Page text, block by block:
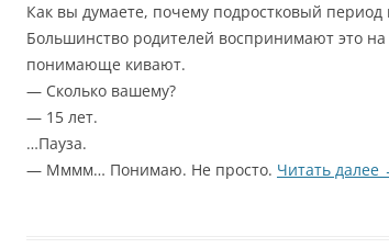
Как вы думаете, почему подростковый
Большинство родителей воспринимают это на
понимающе кивают.
— Сколько вашему?
— 15 лет.
…Пауза.
— Мммм… Понимаю. Не просто. Читать далее